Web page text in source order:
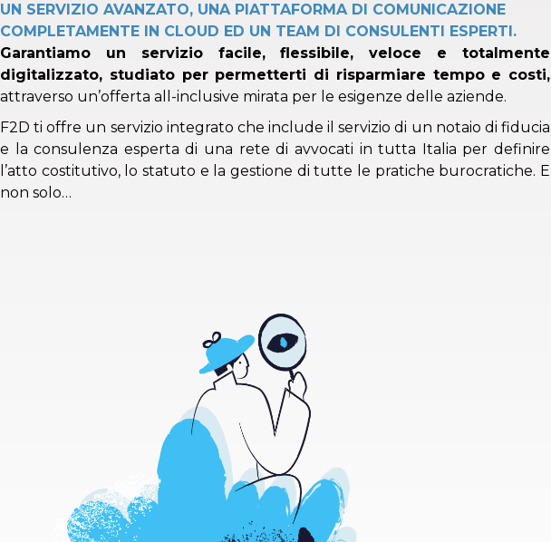
UN SERVIZIO AVANZATO, UNA PIATTAFORMA DI COMUNICAZIONE
COMPLETAMENTE IN CLOUD ED UN TEAM DI CONSULENTI ESPERTI.
Garantiamo un servizio facile, flessibile, veloce e totalmente
digitalizzato, studiato per permetterti di risparmiare tempo e costi,
attraverso un’offerta all-inclusive mirata per le esigenze delle aziende.
F2D ti offre un servizio integrato che include il servizio di un notaio di fiducia
e la consulenza esperta di una rete di avvocati in tutta Italia per definire
l’atto costitutivo, lo statuto e la gestione di tutte le pratiche burocratiche. E
non solo…